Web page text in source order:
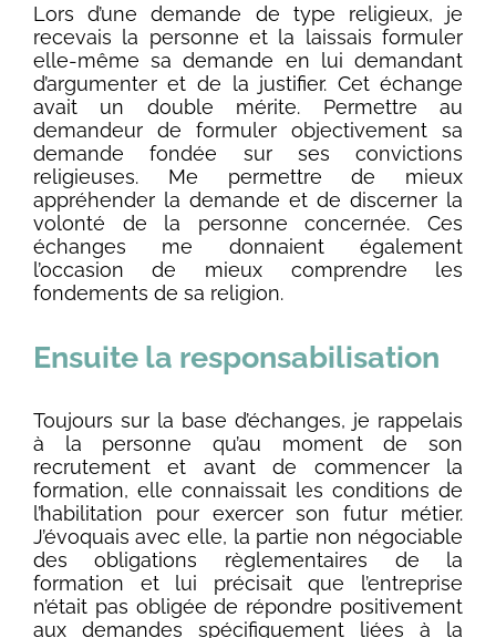
Lors d’une demande de type religieux, je
recevais la personne et la laissais formuler
elle-même sa demande en lui demandant
d’argumenter et de la justifier. Cet échange
avait un double mérite. Permettre au
demandeur de formuler objectivement sa
demande fondée sur ses convictions
religieuses. Me permettre de mieux
appréhender la demande et de discerner la
volonté de la personne concernée. Ces
échanges me donnaient également
l’occasion de mieux comprendre les
fondements de sa religion.
Ensuite la responsabilisation
Toujours sur la base d’échanges, je rappelais
à la personne qu’au moment de son
recrutement et avant de commencer la
formation, elle connaissait les conditions de
l’habilitation pour exercer son futur métier.
J’évoquais avec elle, la partie non négociable
des obligations règlementaires de la
formation et lui précisait que l’entreprise
n’était pas obligée de répondre positivement
aux demandes spécifiquement liées à la